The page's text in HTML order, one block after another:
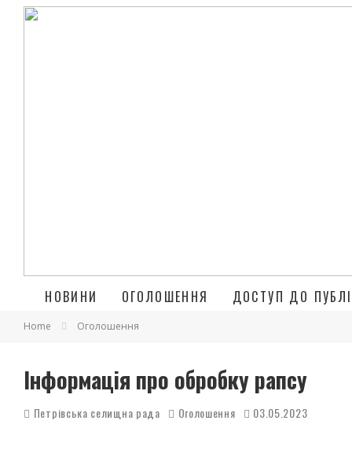
НОВИНИ ОГОЛОШЕННЯ ДОСТУП ДО
Home Оголошення
Інформація про обробку рапсу
Петрівська селищна рада Оголошення 03.05.2023